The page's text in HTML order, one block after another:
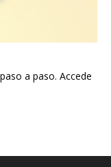
a paso. Accede